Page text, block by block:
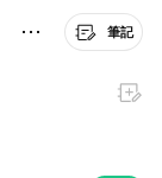
筆記